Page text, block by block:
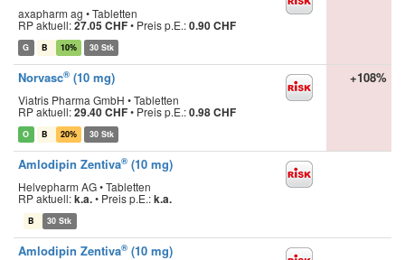
axapharm ag • Tabletten
RP aktuell:27.05 CHF• Preis p.E.:0.90 CHF
G B 10% 30 Stk
Norvasc® (10 mg)
Viatris Pharma GmbH • Tabletten
RP aktuell:29.40 CHF• Preis p.E.:0.98 CHF
O B 20% 30 Stk
+108%
Amlodipin Zentiva® (10 mg)
Helvepharm AG • Tabletten
RP aktuell:k.a.• Preis p.E.:k.a.
B 30 Stk
Amlodipin Zentiva® (10 mg)